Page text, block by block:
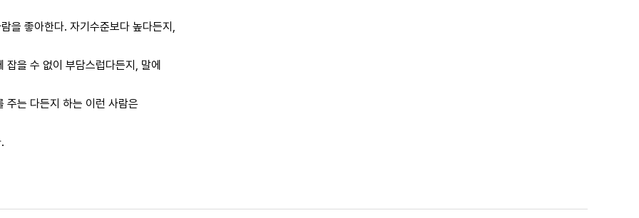
을 좋아한다. 자기수준보다 높다든지,
잡을 수 없이 부담스럽다든지, 말에
주는 다든지 하는 이런 사람은